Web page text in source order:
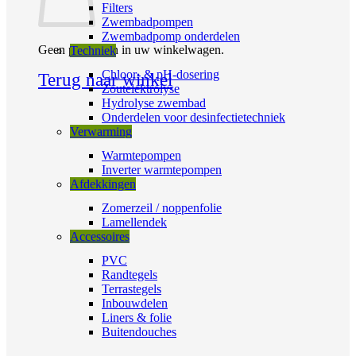
Geen producten in uw winkelwagen.
Terug naar winkel
Filters
Zwembadpompen
Zwembadpomp onderdelen
Techniek
Chloor- & pH-dosering
Zoutelektrolyse
Hydrolyse zwembad
Onderdelen voor desinfectietechniek
Verwarming
Warmtepompen
Inverter warmtepompen
Afdekkingen
Zomerzeil / noppenfolie
Lamellendek
Accessoires
PVC
Randtegels
Terrastegels
Inbouwdelen
Liners & folie
Buitendouches